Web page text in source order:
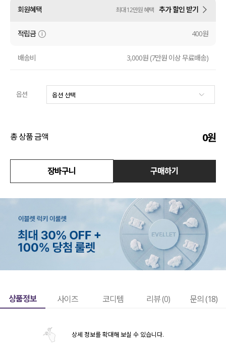
액티브
아우터
코디템
회원혜택 최대 12만원 혜택 추가 할인 받기
적립금 400원
배송비 3,000원 (7만원 이상 무료배송)
옵션
총 상품 금액 0원
장바구니 구매하기
상품정보 사이즈 코디템 리뷰 (0) 문의 (18)
상세 정보를 확대해 보실 수 있습니다.